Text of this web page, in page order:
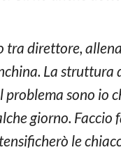
direttore,
La struttura
sono io
giorno.
le